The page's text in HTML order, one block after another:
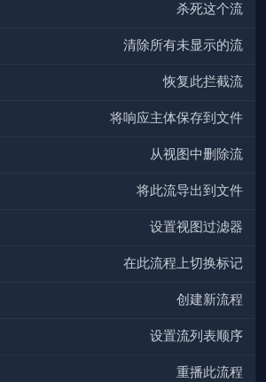
杀死这个流
清除所有未显示的流
恢复此拦截流
将响应主体保存到文件
从视图中删除流
将此流导出到文件
设置视图过滤器
在此流程上切换标记
创建新流程
设置流列表顺序
重播此流程